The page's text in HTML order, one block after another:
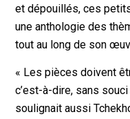
et dépouillés, ces
une anthologie des
tout au long de son
« Les pièces doivent
c’est-à-dire, sans
soulignait aussi